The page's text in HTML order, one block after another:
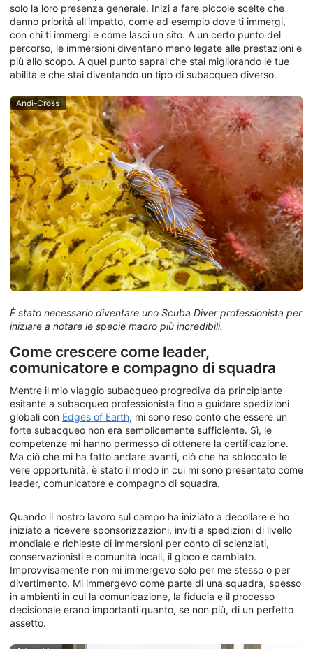
solo la loro presenza generale. Inizi a fare piccole scelte che
danno priorità all'impatto, come ad esempio dove ti immergi,
con chi ti immergi e come lasci un sito. A un certo punto del
percorso, le immersioni diventano meno legate alle prestazioni e
più allo scopo. A quel punto saprai che stai migliorando le tue
abilità e che stai diventando un tipo di subacqueo diverso.
Andi-Cross
È stato necessario diventare uno Scuba Diver professionista per
iniziare a notare le specie macro più incredibili.
Come crescere come leader,
comunicatore e compagno di squadra
Mentre il mio viaggio subacqueo progrediva da principiante
esitante a subacqueo professionista fino a guidare spedizioni
globali con Edges of Earth, mi sono reso conto che essere un
forte subacqueo non era semplicemente sufficiente. Sì, le
competenze mi hanno permesso di ottenere la certificazione.
Ma ciò che mi ha fatto andare avanti, ciò che ha sbloccato le
vere opportunità, è stato il modo in cui mi sono presentato come
leader, comunicatore e compagno di squadra.
Quando il nostro lavoro sul campo ha iniziato a decollare e ho
iniziato a ricevere sponsorizzazioni, inviti a spedizioni di livello
mondiale e richieste di immersioni per conto di scienziati,
conservazionisti e comunità locali, il gioco è cambiato.
Improvvisamente non mi immergevo solo per me stesso o per
divertimento. Mi immergevo come parte di una squadra, spesso
in ambienti in cui la comunicazione, la fiducia e il processo
decisionale erano importanti quanto, se non più, di un perfetto
assetto.